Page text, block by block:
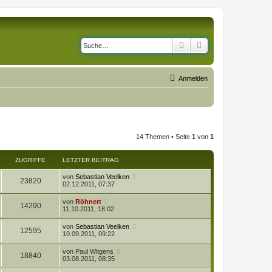
Suche
Anmelden
14 Themen • Seite 1 von 1
ZUGRIFFE LETZTER BEITRAG
23820Z
u
r
i
f
L
e
t
e
r
B
e
i
t
r
a
g
von Sebastian Veelken
02.12.2011, 07:37
14290Z
u
r
i
L
e
t
e
r
B
e
i
von Röhnert
11.10.2011, 18:02
12595Z
u
L
e
t
e
r
von Sebastian Veelken
10.09.2011, 09:22
18840Z
L
e
von Paul Witgens
03.08.2011, 08:35